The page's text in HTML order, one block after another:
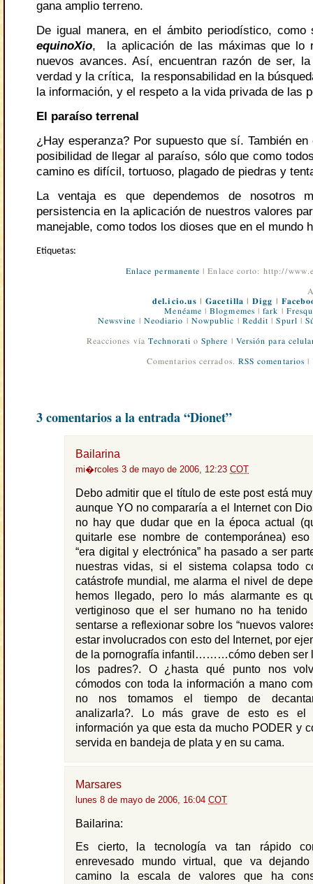
gana amplio terreno.
De igual manera, en el ámbito periodístico, como
equinoXio, la aplicación de las máximas que lo
nuevos avances. Así, encuentran razón de ser,
verdad y la crítica, la responsabilidad en la
la información, y el respeto a la vida privada de las
El paraíso terrenal
¿Hay esperanza? Por supuesto que sí. También
posibilidad de llegar al paraíso, sólo que como
camino es difícil, tortuoso, plagado de piedras y
La ventaja es que dependemos de nosotros
persistencia en la aplicación de nuestros valores
manejable, como todos los dioses que en el mundo
Etiquetas:
Enlace permanente | Enlace corto: http://
del.icio.us |Gacetilla |Digg
Menéame |Blogmemes |fark
Newsvine
Neodiario Nowpublic Reddit |Spurl |
Reacciones vía Technorati o Sphere Versión para
Comentarios cerrados. RSS comentarios |
3 comentarios a la entrada “Dionet”
Bailarina
mi�rcoles 3 de mayo de 2006, 12:23 COT
Debo admitir que el título de este post está
aunque YO no compararía a el Internet con
no hay que dudar que en la época actual
quitarle ese nombre de contemporánea)
“era digital y electrónica” ha pasado a ser
nuestras vidas, si el sistema colapsa todo
catástrofe mundial, me alarma el nivel de
hemos llegado, pero lo más alarmante es
vertiginoso que el ser humano no ha tenido
sentarse a reflexionar sobre los “nuevos
estar involucrados con esto del Internet, por
de la pornografía infantil………cómo deben ser
los padres?. O ¿hasta qué punto nos
cómodos con toda la información a mano
no nos tomamos el tiempo de
analizarla?. Lo más grave de esto es el
información ya que esta da mucho PODER y
servida en bandeja de plata y en su cama.
Marsares
lunes 8 de mayo de 2006, 16:04 COT
Bailarina:
Es cierto, la tecnología va tan rápido
enrevesado mundo virtual, que va
camino la escala de valores que ha